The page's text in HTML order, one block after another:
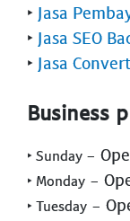
‣ Jasa
‣ Jasa SEO
‣ Jasa
Business
‣ Sunday -
‣ Monday -
‣ Tuesday -